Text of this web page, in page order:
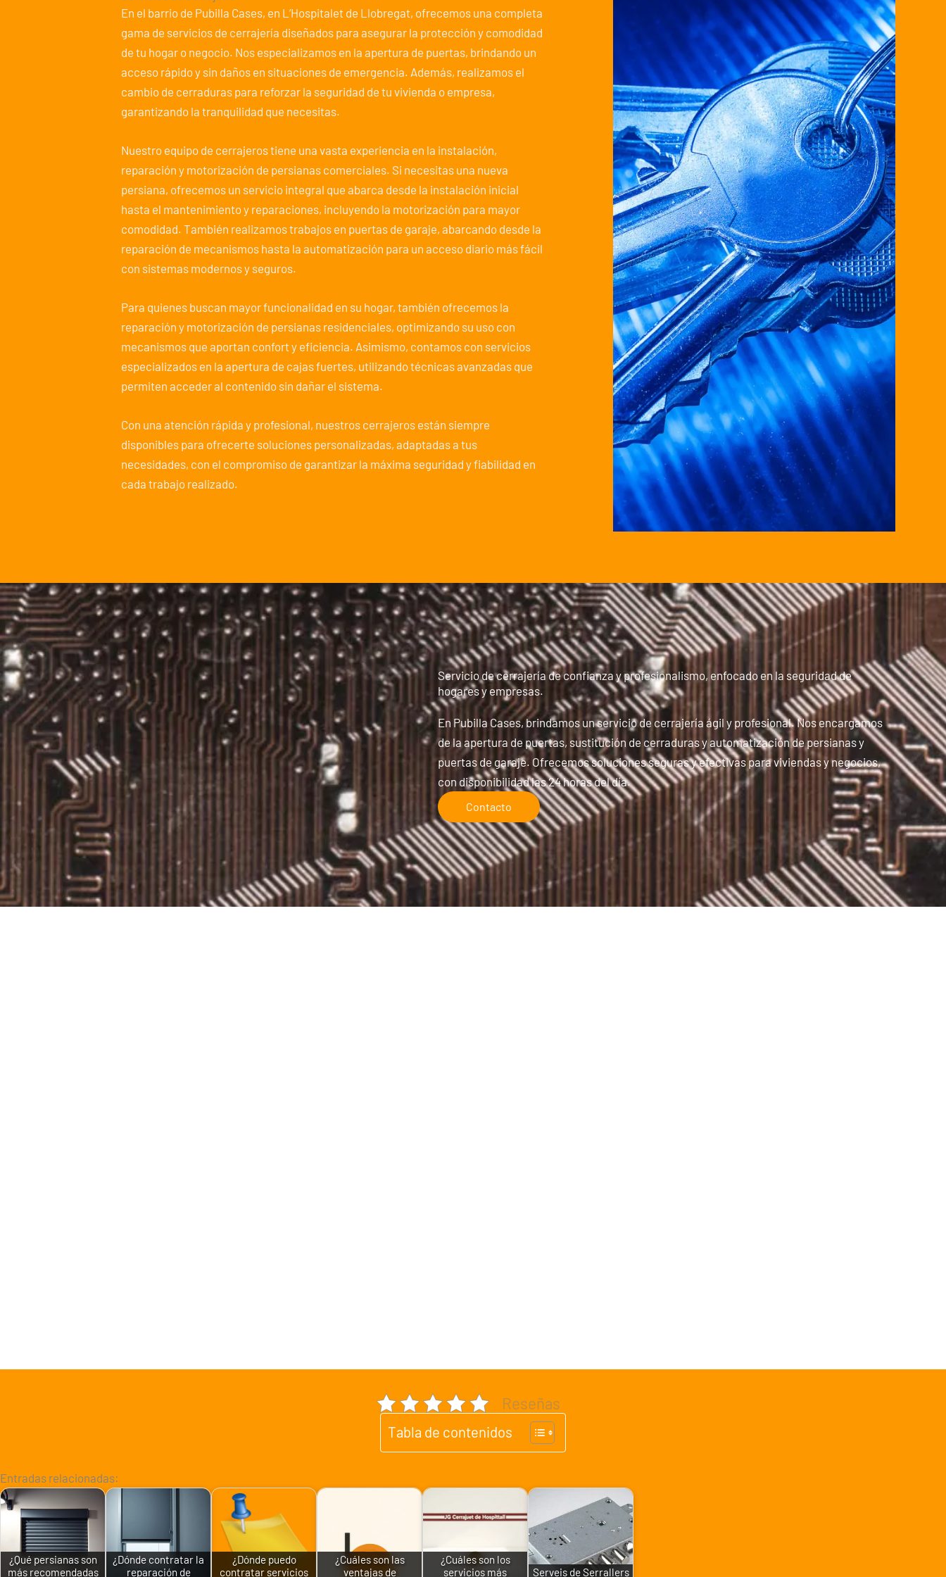
En el barrio de Pubilla Cases, en L’Hospitalet de Llobregat, ofrecemos una completa
gama de servicios de cerrajería diseñados para asegurar la protección y comodidad
de tu hogar o negocio. Nos especializamos en la apertura de puertas, brindando un
acceso rápido y sin daños en situaciones de emergencia. Además, realizamos el
cambio de cerraduras para reforzar la seguridad de tu vivienda o empresa,
garantizando la tranquilidad que necesitas.
Nuestro equipo de cerrajeros tiene una vasta experiencia en la instalación,
reparación y motorización de persianas comerciales. Si necesitas una nueva
persiana, ofrecemos un servicio integral que abarca desde la instalación inicial
hasta el mantenimiento y reparaciones, incluyendo la motorización para mayor
comodidad. También realizamos trabajos en puertas de garaje, abarcando desde la
reparación de mecanismos hasta la automatización para un acceso diario más fácil
con sistemas modernos y seguros.
Para quienes buscan mayor funcionalidad en su hogar, también ofrecemos la
reparación y motorización de persianas residenciales, optimizando su uso con
mecanismos que aportan confort y eficiencia. Asimismo, contamos con servicios
especializados en la apertura de cajas fuertes, utilizando técnicas avanzadas que
permiten acceder al contenido sin dañar el sistema.
Con una atención rápida y profesional, nuestros cerrajeros están siempre
disponibles para ofrecerte soluciones personalizadas, adaptadas a tus
necesidades, con el compromiso de garantizar la máxima seguridad y fiabilidad en
cada trabajo realizado.
Servicio de cerrajería de confianza y profesionalismo, enfocado en la seguridad de
hogares y empresas.
En Pubilla Cases, brindamos un servicio de cerrajería ágil y profesional. Nos encargamos
de la apertura de puertas, sustitución de cerraduras y automatización de persianas y
puertas de garaje. Ofrecemos soluciones seguras y efectivas para viviendas y negocios,
con disponibilidad las 24 horas del día.
Contacto
Reseñas
Tabla de contenidos
Entradas relacionadas:
¿Qué persianas son
más recomendadas
¿Dónde contratar la
reparación de
¿Dónde puedo
contratar servicios
¿Cuáles son las
ventajas de
¿Cuáles son los
servicios más
Serveis de Serrallers